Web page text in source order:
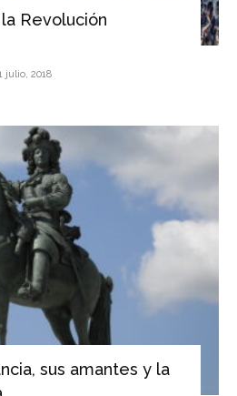
Revolución
julio, 2018
sus amantes y la